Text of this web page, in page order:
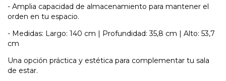
- Amplia capacidad de almacenamiento para mantener el
orden en tu espacio.
- Medidas: Largo: 140 cm | Profundidad: 35,8 cm | Alto: 53,7
cm
Una opción práctica y estética para complementar tu sala
de estar.